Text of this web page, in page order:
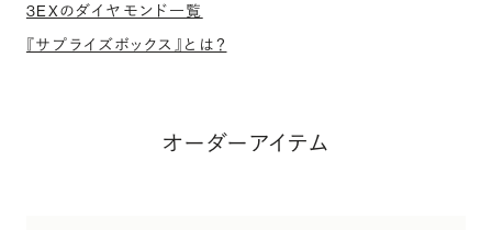
3EXのダイヤモンド一覧
『サプライズボックス』とは？
オーダーアイテム